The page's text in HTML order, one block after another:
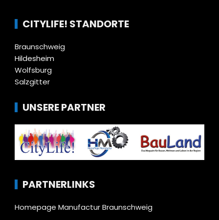
CITYLIFE! STANDORTE
Braunschweig
Hildesheim
Wolfsburg
Salzgitter
UNSERE PARTNER
PARTNERLINKS
Homepage Manufactur Braunschweig